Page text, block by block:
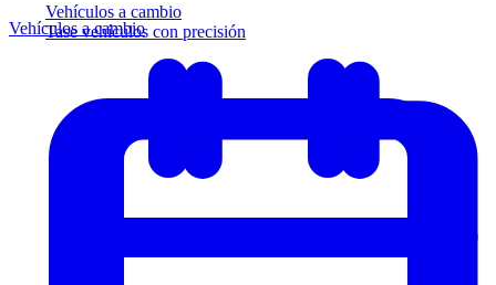
Vehículos a cambio
Tase vehículos con precisión
Vehículos a cambio